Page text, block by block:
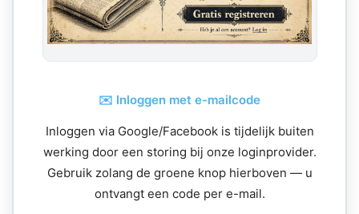
✉️ Inloggen met e-mailcode
Inloggen via Google/Facebook is tijdelijk buiten
werking door een storing bij onze loginprovider.
Gebruik zolang de groene knop hierboven — u
ontvangt een code per e-mail.